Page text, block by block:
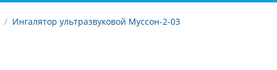
/ Ингалятор ультразвуковой Муссон-2-03